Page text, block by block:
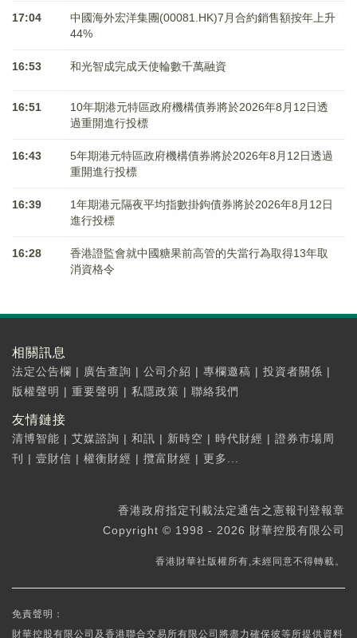
17:04
中國海外宏洋集團(00081.HK)7月合約銷售額按年上升
44%
16:53 和光智成完成天使輪數千萬融資
16:51
10年期港元特區政府機構債券將於2026年8月12日透
過重開進行投標
16:43
5年期港元特區政府機構債券將於2026年8月12日透過
重開進行投標
16:39
1年期港元隔夜平均指數掛鉤債券將於2026年8月12日
進行投標
16:28
香港證監會就中國糖果前高管的失當行為取得13年取
消資格令
相關訊息
法定公告欄 | 廣告查詢 | 公司介紹 | 專欄邀稿 | 投資者關係 |
版權聲明 | 重要聲明 | 私隱政策 | 聯絡我們
友情鏈接
清博智能 | 艾媒諮詢 | 和訊 | 新時空 | 時代財經 | 證券市場周
刊
| 壹財信 | 權衡財經 | 攬富財經 | 更多...
香港政府指定刊載法定通告之憲報刊登報章
Copyright © 1998 - 2026 財華控股有限公司
香港財華社版權所有,未經同意不得轉載。
免責聲明：
財華控股有限公司及香港聯合交易所有限公司將盡力確保彼等所提供資料